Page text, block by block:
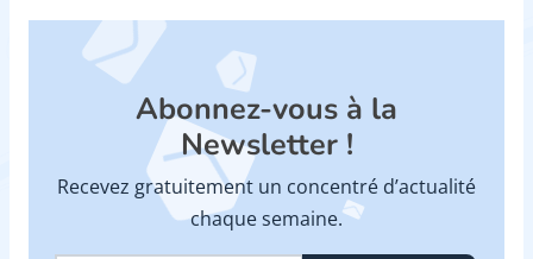
Abonnez-vous à la
Newsletter !
Recevez gratuitement un concentré d’actualité
chaque semaine.